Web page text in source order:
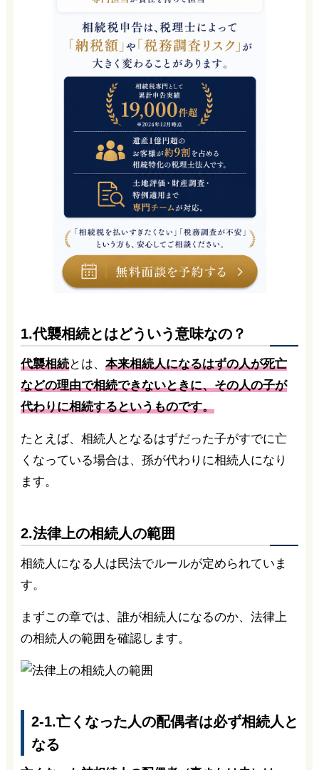
1.代襲相続とはどういう意味なの？
代襲相続とは、 本来相続人になるはずの人が死亡
などの理由で相続できないときに、その人の子が
代わりに相続するというものです。
たとえば、相続人となるはずだった子がすでに亡
くなっている場合は、孫が代わりに相続人になり
ます。
2.法律上の相続人の範囲
相続人になる人は民法でルールが定められていま
す。
まずこの章では、誰が相続人になるのか、法律上
の相続人の範囲を確認します。
2-1.亡くなった人の配偶者は必ず相続人と
なる